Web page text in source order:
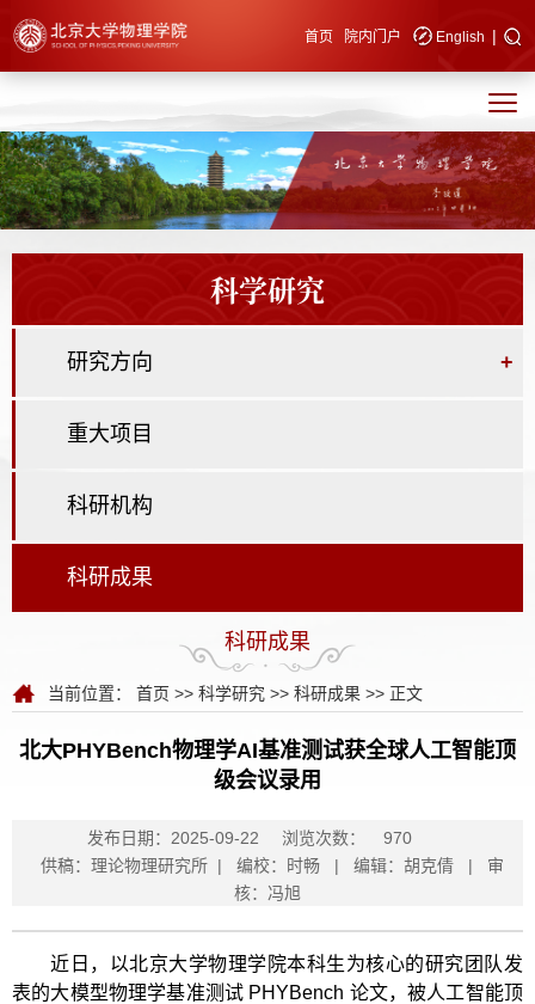
快速导航 首页 院内门户 English |
科学研究
研究方向 +
重大项目
科研机构
科研成果
科研成果
当前位置： 首页 >> 科学研究 >> 科研成果 >> 正文
北大PHYBench物理学AI基准测试获全球人工智能顶
级会议录用
发布日期：2025-09-22 浏览次数：
970
供稿：理论物理研究所 | 编校：时畅 | 编辑：胡克倩 | 审
核：冯旭
近日，以北京大学物理学院本科生为核心的研究团队发
表的大模型物理学基准测试 PHYBench 论文，被人工智能顶